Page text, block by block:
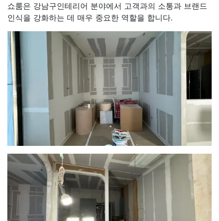
쇼룸은 강남구인테리어 분야에서 고객과의 소통과 브랜드
인식을 강화하는 데 매우 중요한 역할을 합니다.